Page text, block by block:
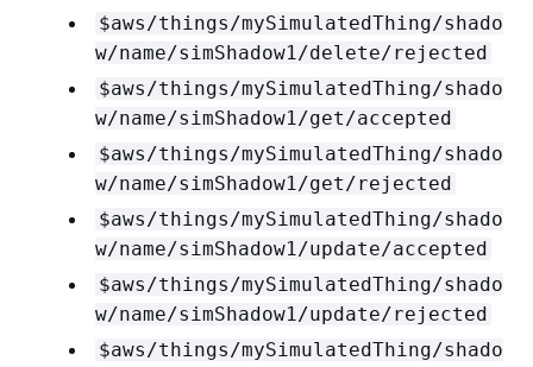
$aws/things/mySimulatedThing/shado
w/name/simShadow1/delete/rejected
$aws/things/mySimulatedThing/shado
w/name/simShadow1/get/accepted
$aws/things/mySimulatedThing/shado
w/name/simShadow1/get/rejected
$aws/things/mySimulatedThing/shado
w/name/simShadow1/update/accepted
$aws/things/mySimulatedThing/shado
w/name/simShadow1/update/rejected
$aws/things/mySimulatedThing/shado